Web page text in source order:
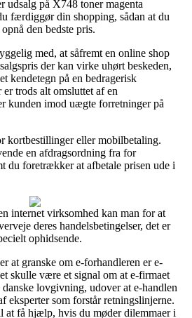
udsalg på X748 toner magenta
færdiggør din shopping, sådan at du
den bedste pris.
med, at såfremt en online shop
der kan virke uhørt beskeden,
kendetegn på en bedragerisk
trods alt omsluttet af en
kunden imod uægte forretninger på
kortbestillinger eller mobilbetaling.
en afdragsordning fra for
du foretrækker at afbetale prisen ude i
internet virksomhed kan man for at
deres handelsbetingelser, det er
ophidsende.
at granske om e-forhandleren er e-
skulle være et signal om at e-firmaet
lovgivning, udover at e-handlen
eksperter som forstår retningslinjerne.
at få hjælp, hvis du møder dilemmaer i